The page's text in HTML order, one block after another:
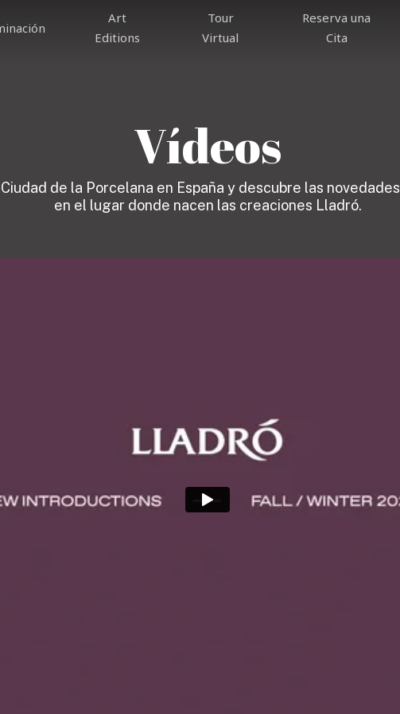
Art
Editions
Tour
Virtual
Reserva una
Cita
Vídeos
de la Porcelana en España y descubre las
en el lugar donde nacen las creaciones Lladró.